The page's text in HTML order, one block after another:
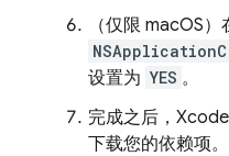
（仅限 macOS）
设置为 YES 。
完成之后，
下载您的依赖项。